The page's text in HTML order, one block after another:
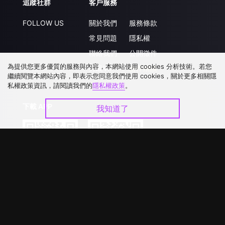
追蹤社群
FOLLOW US
客戶服務
關於我們
常見問題
聯絡我們
升級VIP
服務條款
隱私權
公開徵件
合作洽談
為提供您更多優質的服務與內容，本網站使用 cookies 分析技術。若您
繼續閱覽本網站內容，即表示您同意我們使用 cookies，關於更多相關隱
私權政策資訊，請閱讀我們的隱私權政策。
我知道了